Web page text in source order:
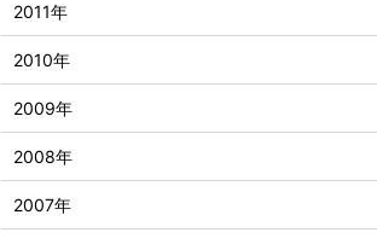
2011年
2010年
2009年
2008年
2007年